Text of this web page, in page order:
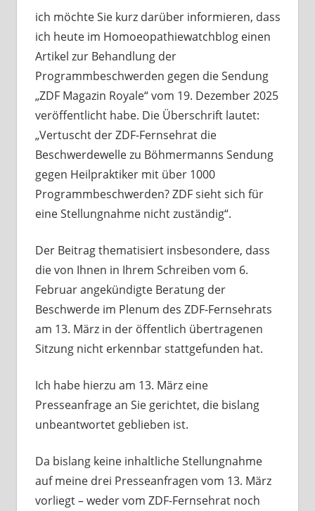
ich möchte Sie kurz darüber informieren, dass
ich heute im Homoeopathiewatchblog einen
Artikel zur Behandlung der
Programmbeschwerden gegen die Sendung
„ZDF Magazin Royale“ vom 19. Dezember 2025
veröffentlicht habe. Die Überschrift lautet:
„Vertuscht der ZDF-Fernsehrat die
Beschwerdewelle zu Böhmermanns Sendung
gegen Heilpraktiker mit über 1000
Programmbeschwerden? ZDF sieht sich für
eine Stellungnahme nicht zuständig“.
Der Beitrag thematisiert insbesondere, dass
die von Ihnen in Ihrem Schreiben vom 6.
Februar angekündigte Beratung der
Beschwerde im Plenum des ZDF-Fernsehrats
am 13. März in der öffentlich übertragenen
Sitzung nicht erkennbar stattgefunden hat.
Ich habe hierzu am 13. März eine
Presseanfrage an Sie gerichtet, die bislang
unbeantwortet geblieben ist.
Da bislang keine inhaltliche Stellungnahme
auf meine drei Presseanfragen vom 13. März
vorliegt – weder vom ZDF-Fernsehrat noch